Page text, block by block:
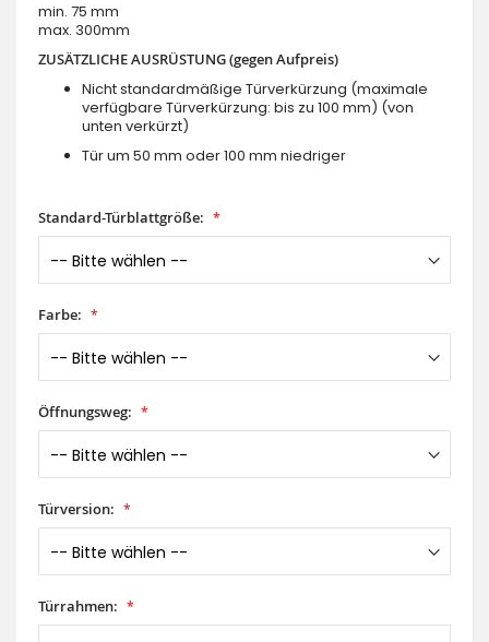
min. 75 mm
max. 300mm
ZUSÄTZLICHE AUSRÜSTUNG (gegen Aufpreis)
Nicht standardmäßige Türverkürzung (maximale
verfügbare Türverkürzung: bis zu 100 mm) (von
unten verkürzt)
Tür um 50 mm oder 100 mm niedriger
Standard-Türblattgröße:
Farbe:
Öffnungsweg:
Türversion:
Türrahmen: